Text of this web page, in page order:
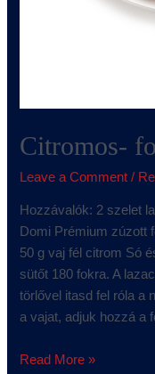
Citromos-
Leave a Comment /
Hozzávalók: 2 szelet
Domi Prémium zúzott
50 g vaj fél citrom Só
sütőt 180 fokra. A
törlővel itasd fel róla a
a vajat, adjuk hozzá a
Read More »